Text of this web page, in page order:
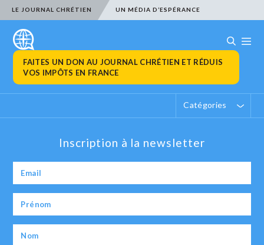
LE JOURNAL CHRÉTIEN UN MÉDIA D’ESPÉRANCE
FAITES UN DON AU JOURNAL CHRÉTIEN ET RÉDUIS
VOS IMPÔTS EN FRANCE
Catégories
Inscription à la newsletter